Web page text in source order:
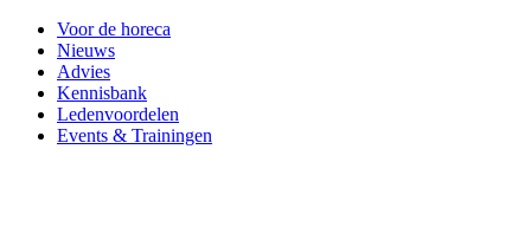
Voor de horeca
Nieuws
Advies
Kennisbank
Ledenvoordelen
Events & Trainingen